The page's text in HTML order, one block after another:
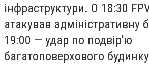
інфраструктури. О 18:30
атакував адміністративну
19:00 — удар по подвір'ю
багатоповерхового